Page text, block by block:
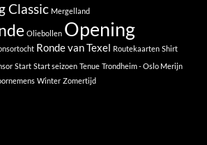
Classic Mergelland
Oliebollen Opening
Ronde van Texel Routekaarten Shirt
Start Start seizoen Tenue Trondheim - Oslo Merijn
Winter Zomertijd